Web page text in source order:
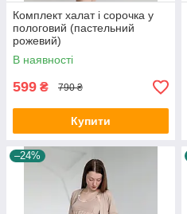
Комплект халат і сорочка у
пологовий (пастельний
рожевий)
В наявності
599 ₴ 790 ₴
Купити
–24%